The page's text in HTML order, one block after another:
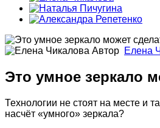
Автор Елена
Это умное зеркало
Технологии не стоят на месте и
насчёт «умного» зеркала?